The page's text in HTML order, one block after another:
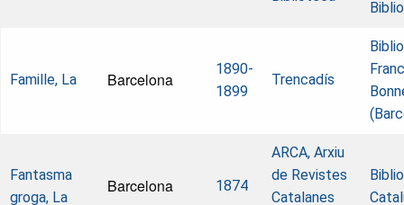
Famille, La Barcelona
1890-
1899
Trencadís
Fantasma
groga, La
Barcelona 1874
ARCA, Arxiu
de Revistes
Catalanes